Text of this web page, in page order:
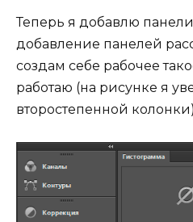
Теперь я добавлю
добавление панелей
создам себе рабочее
работаю (на рисунке я
второстепенной